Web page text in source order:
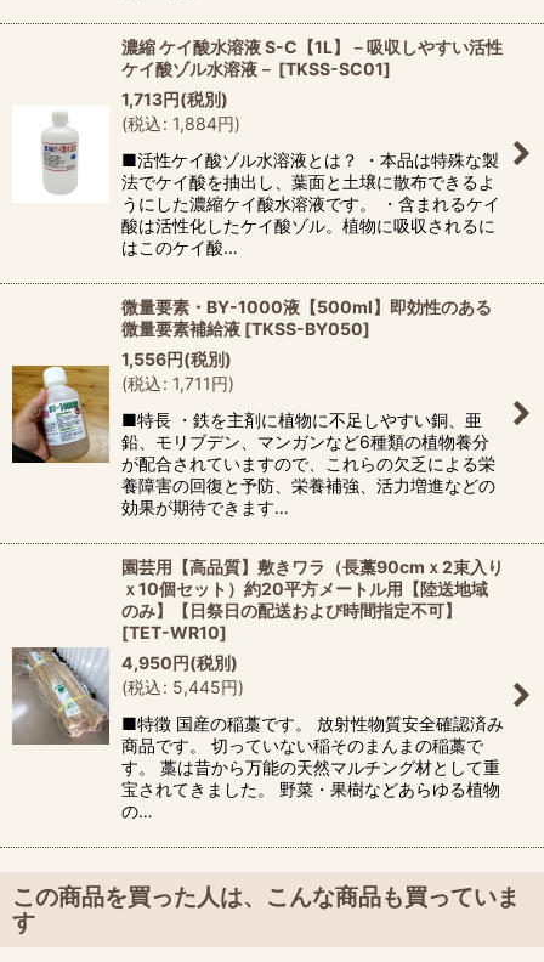
濃縮 ケイ酸水溶液 S-C【1L】－吸収しやすい活性
ケイ酸ゾル水溶液－ [TKSS-SC01]
1,713円(税別)
(税込: 1,884円)
■活性ケイ酸ゾル水溶液とは？ ・本品は特殊な製
法でケイ酸を抽出し、葉面と土壌に散布できるよ
うにした濃縮ケイ酸水溶液です。 ・含まれるケイ
酸は活性化したケイ酸ゾル。植物に吸収されるに
はこのケイ酸…
微量要素・BY-1000液【500ml】即効性のある
微量要素補給液 [TKSS-BY050]
1,556円(税別)
(税込: 1,711円)
■特長 ・鉄を主剤に植物に不足しやすい銅、亜
鉛、モリブデン、マンガンなど6種類の植物養分
が配合されていますので、これらの欠乏による栄
養障害の回復と予防、栄養補強、活力増進などの
効果が期待できます…
園芸用【高品質】敷きワラ（長藁90cmｘ2束入り
ｘ10個セット）約20平方メートル用【陸送地域
のみ】【日祭日の配送および時間指定不可】
[TET-WR10]
4,950円(税別)
(税込: 5,445円)
■特徴 国産の稲藁です。 放射性物質安全確認済み
商品です。 切っていない稲そのまんまの稲藁で
す。 藁は昔から万能の天然マルチング材として重
宝されてきました。 野菜・果樹などあらゆる植物
の…
この商品を買った人は、こんな商品も買っていま
す